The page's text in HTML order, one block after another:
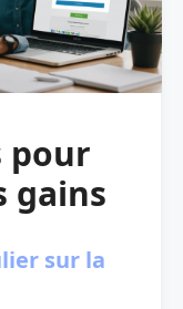
pour
gains
sur la